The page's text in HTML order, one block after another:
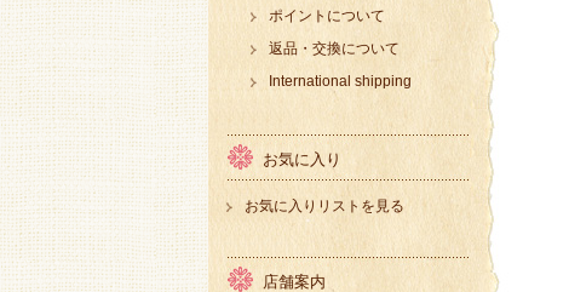
ポイントについて
返品・交換について
International shipping
お気に入り
お気に入りリストを見る
店舗案内